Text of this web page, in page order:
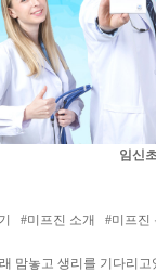
임신
#미프진 소개 #미프진
맘놓고 생리를 기다리